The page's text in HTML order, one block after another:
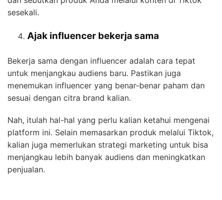
sesekali.
Ajak influencer bekerja sama
Bekerja sama dengan influencer adalah cara tepat
untuk menjangkau audiens baru. Pastikan juga
menemukan influencer yang benar-benar paham dan
sesuai dengan citra brand kalian.
Nah, itulah hal-hal yang perlu kalian ketahui mengenai
platform ini. Selain memasarkan produk melalui Tiktok,
kalian juga memerlukan strategi marketing untuk bisa
menjangkau lebih banyak audiens dan meningkatkan
penjualan.